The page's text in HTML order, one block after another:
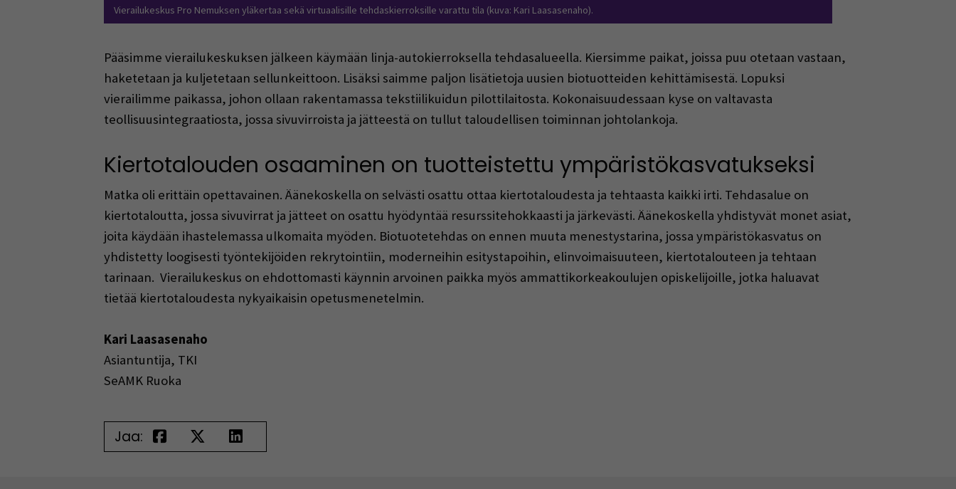
Vierailukeskus Pro Nemuksen yläkertaa sekä virtuaalisille tehdaskierroksille varattu tila (kuva: Kari Laasasenaho).
Pääsimme vierailukeskuksen jälkeen käymään linja-autokierroksella tehdasalueella. Kiersimme paikat, joissa puu otetaan vastaan,
haketetaan ja kuljetetaan sellunkeittoon. Lisäksi saimme paljon lisätietoja uusien biotuotteiden kehittämisestä. Lopuksi
vierailimme paikassa, johon ollaan rakentamassa tekstiilikuidun pilottilaitosta. Kokonaisuudessaan kyse on valtavasta
teollisuusintegraatiosta, jossa sivuvirroista ja jätteestä on tullut taloudellisen toiminnan johtolankoja.
Kiertotalouden osaaminen on tuotteistettu ympäristökasvatukseksi
Matka oli erittäin opettavainen. Äänekoskella on selvästi osattu ottaa kiertotaloudesta ja tehtaasta kaikki irti. Tehdasalue on
kiertotaloutta, jossa sivuvirrat ja jätteet on osattu hyödyntää resurssitehokkaasti ja järkevästi. Äänekoskella yhdistyvät monet asiat,
joita käydään ihastelemassa ulkomaita myöden. Biotuotetehdas on ennen muuta menestystarina, jossa ympäristökasvatus on
yhdistetty loogisesti työntekijöiden rekrytointiin, moderneihin esitystapoihin, elinvoimaisuuteen, kiertotalouteen ja tehtaan
tarinaan. Vierailukeskus on ehdottomasti käynnin arvoinen paikka myös ammattikorkeakoulujen opiskelijoille, jotka haluavat
tietää kiertotaloudesta nykyaikaisin opetusmenetelmin.
Kari Laasasenaho
Asiantuntija, TKI
SeAMK Ruoka
Jaa: